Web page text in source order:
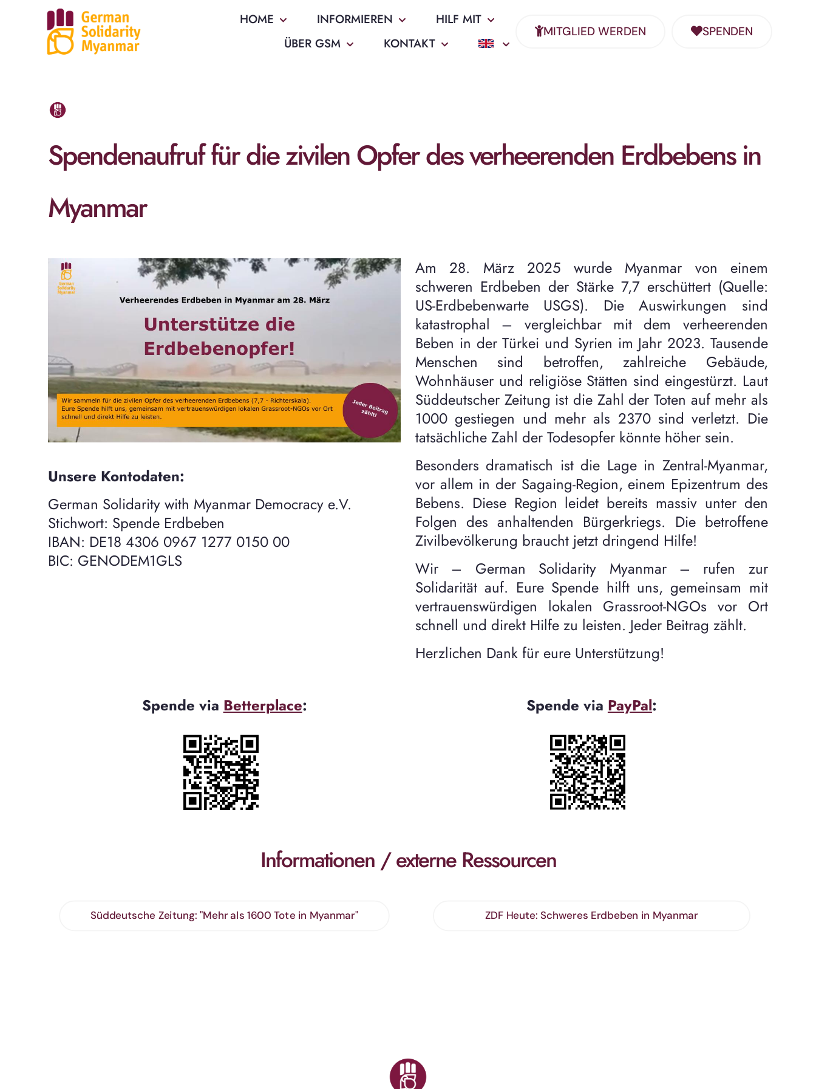
HOME INFORMIEREN
HILF MIT
ÜBER GSM
KONTAKT
MITGLIED WERDEN SPENDEN
Spendenaufruf für die zivilen Opfer des verheerenden Erdbebens in
Myanmar
Unsere Kontodaten:
German Solidarity with Myanmar Democracy e.V.
Stichwort: Spende Erdbeben
IBAN: DE18 4306 0967 1277 0150 00
BIC: GENODEM1GLS
Am 28. März 2025 wurde Myanmar von einem
schweren Erdbeben der Stärke 7,7 erschüttert (Quelle:
US-Erdbebenwarte USGS). Die Auswirkungen sind
katastrophal – vergleichbar mit dem verheerenden
Beben in der Türkei und Syrien im Jahr 2023. Tausende
Menschen sind betroffen, zahlreiche Gebäude,
Wohnhäuser und religiöse Stätten sind eingestürzt. Laut
Süddeutscher Zeitung ist die Zahl der Toten auf mehr als
1000 gestiegen und mehr als 2370 sind verletzt. Die
tatsächliche Zahl der Todesopfer könnte höher sein.
Besonders dramatisch ist die Lage in Zentral-Myanmar,
vor allem in der Sagaing-Region, einem Epizentrum des
Bebens. Diese Region leidet bereits massiv unter den
Folgen des anhaltenden Bürgerkriegs. Die betroffene
Zivilbevölkerung braucht jetzt dringend Hilfe!
Wir – German Solidarity Myanmar – rufen zur
Solidarität auf. Eure Spende hilft uns, gemeinsam mit
vertrauenswürdigen lokalen Grassroot-NGOs vor Ort
schnell und direkt Hilfe zu leisten. Jeder Beitrag zählt.
Herzlichen Dank für eure Unterstützung!
Spende via Betterplace: Spende via PayPal:
Informationen / externe Ressourcen
Süddeutsche Zeitung: "Mehr als 1600 Tote in Myanmar" ZDF Heute: Schweres Erdbeben in Myanmar